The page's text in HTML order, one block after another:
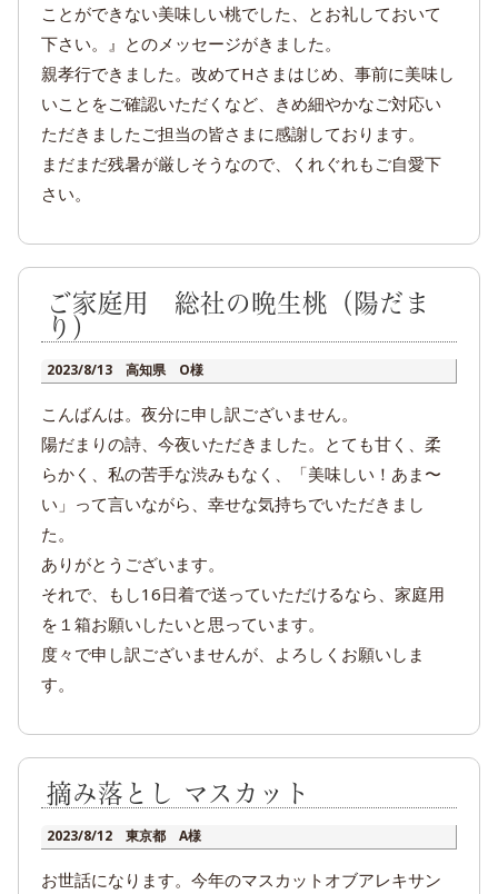
ことができない美味しい桃でした、とお礼しておいて
下さい。』とのメッセージがきました。
親孝行できました。改めてHさまはじめ、事前に美味し
いことをご確認いただくなど、きめ細やかなご対応い
ただきましたご担当の皆さまに感謝しております。
まだまだ残暑が厳しそうなので、くれぐれもご自愛下
さい。
ご家庭用 総社の晩生桃（陽だま
り）
2023/8/13 高知県 O様
こんばんは。夜分に申し訳ございません。
陽だまりの詩、今夜いただきました。とても甘く、柔
らかく、私の苦手な渋みもなく、「美味しい！あま〜
い」って言いながら、幸せな気持ちでいただきまし
た。
ありがとうございます。
それで、もし16日着で送っていただけるなら、家庭用
を１箱お願いしたいと思っています。
度々で申し訳ございませんが、よろしくお願いしま
す。
摘み落とし マスカット
2023/8/12 東京都 A様
お世話になります。今年のマスカットオブアレキサン